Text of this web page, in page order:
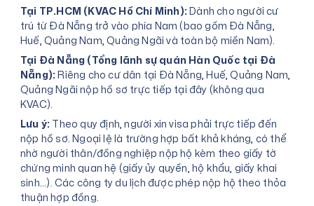
Tại TP.HCM (KVAC Hồ Chí Minh):Dành cho người cư
trú từ Đà Nẵng trở vào phía Nam (bao gồm Đà Nẵng,
Huế, Quảng Nam, Quảng Ngãi và toàn bộ miền Nam).
Tại Đà Nẵng (Tổng lãnh sự quán Hàn Quốc tại Đà
Nẵng):Riêng cho cư dân tại Đà Nẵng, Huế, Quảng Nam,
Quảng Ngãi nộp hồ sơ trực tiếp tại đây (không qua
KVAC).
Lưu ý: Theo quy định, người xin visa phải trực tiếp đến
nộp hồ sơ. Ngoại lệ là trường hợp bất khả kháng, có thể
nhờ người thân/đồng nghiệp nộp hộ kèm theo giấy tờ
chứng minh quan hệ (giấy ủy quyền, hộ khẩu, giấy khai
sinh...). Các công ty du lịch được phép nộp hộ theo thỏa
thuận hợp đồng.